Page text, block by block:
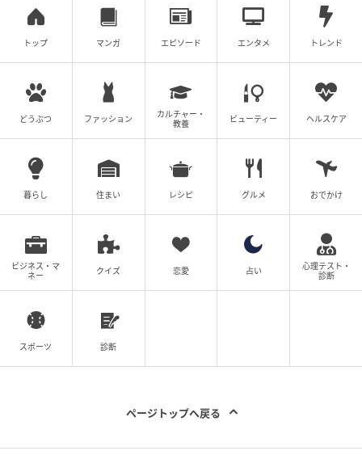
トップ マンガ エピソード エンタメ トレンド
どうぶつ ファッション
カルチャー・
教養
ビューティー ヘルスケア
暮らし 住まい レシピ グルメ おでかけ
ビジネス・マ
ネー
クイズ 恋愛 占い
心理テスト・
診断
スポーツ 診断
ページトップへ戻る